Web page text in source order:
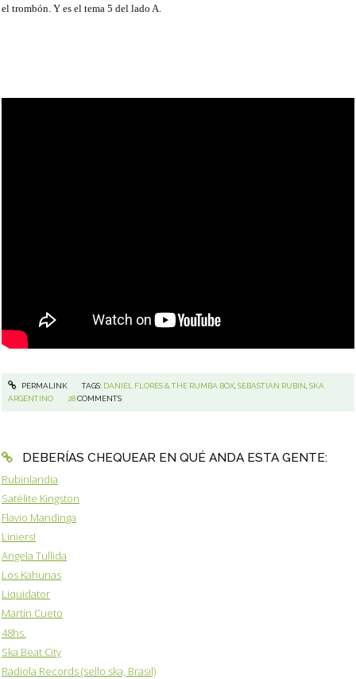
el trombón. Y es el tema 5 del lado A.
PERMALINK TAGS: DANIEL FLORES & THE RUMBA BOX, SEBASTIAN RUBIN SKA
ARGENTINO
28 COMMENTS
DEBERÍAS CHEQUEAR EN QUÉ ANDA ESTA GENTE:
Rubinlandia
Satélite Kingston
Flavio Mandinga
Liniers!
Angela Tullida
Los Kahunas
Liquidator
Martín Cueto
48hs.
Ska Beat City
Radiola Records (sello ska, Brasil)